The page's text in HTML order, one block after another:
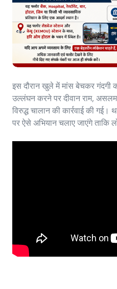
इस दौरान खुले में मांस बेचकर गंदगी
उल्लंघन करने पर दीवान राम,
विरुद्ध चालान की कार्रवाई की
पर ऐसे अभियान चलाए जाएंगे ताकि